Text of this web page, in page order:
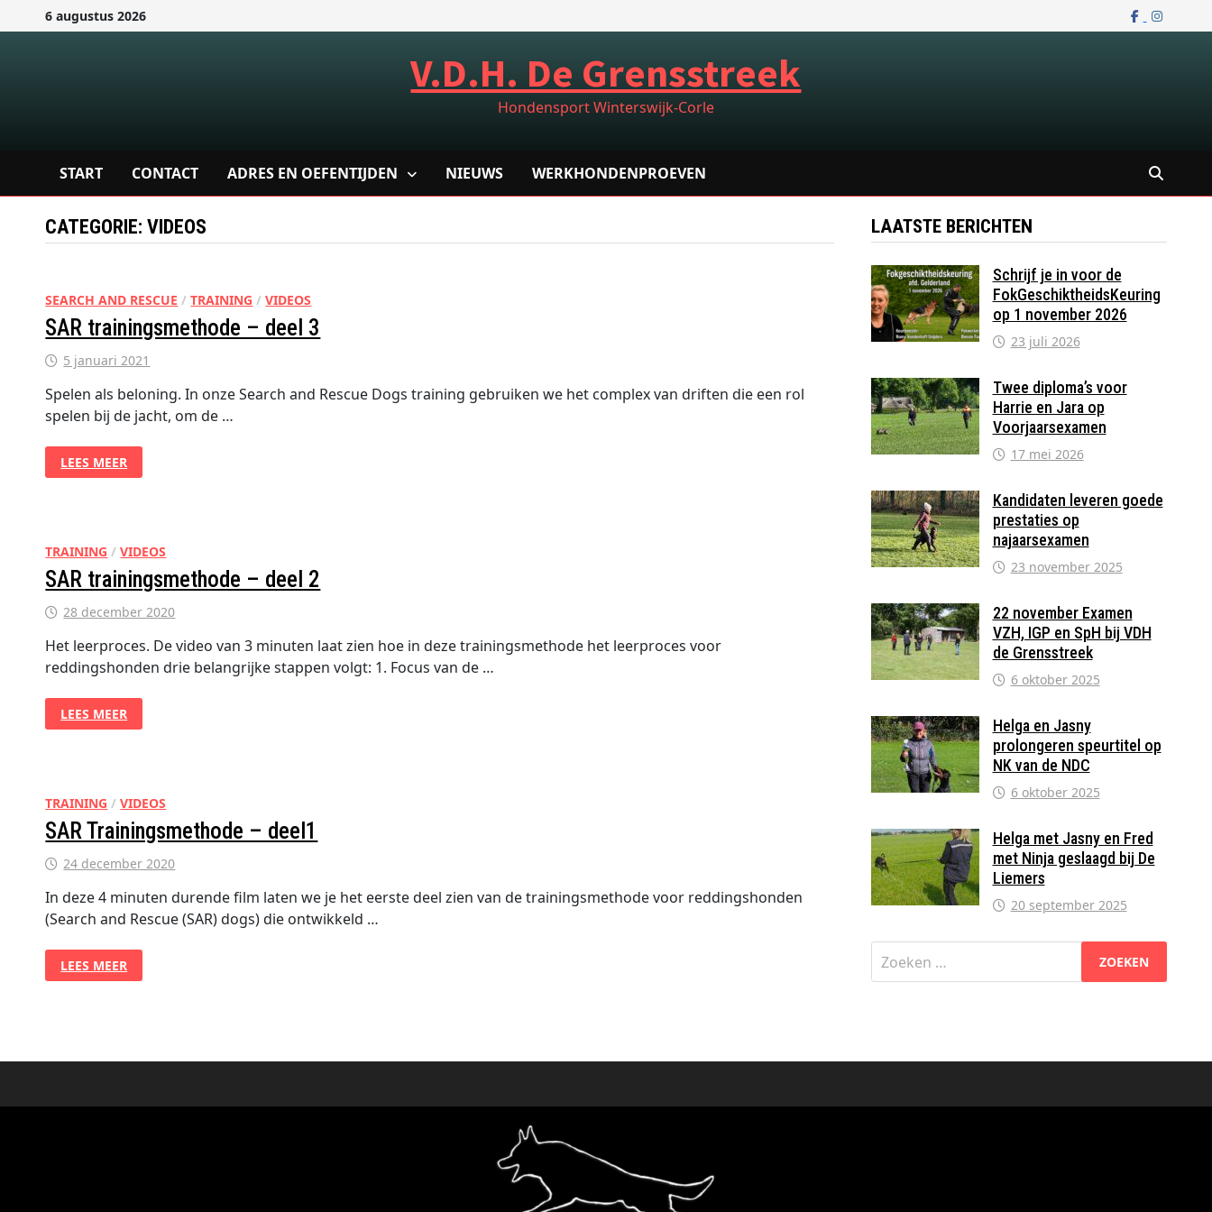
naar
6 augustus 2026
V.D.H. De Grensstreek
Hondensport Winterswijk-Corle
START CONTACT ADRES EN OEFENTIJDEN NIEUWS WERKHONDENPROEVEN
CATEGORIE:VIDEOS
SEARCH AND RESCUE /TRAINING /VIDEOS
SAR trainingsmethode – deel 3
5 januari 2021
Spelen als beloning. In onze Search and Rescue Dogs training gebruiken we het complex van driften die een rol
spelen bij de jacht, om de …
SAR
TRAININGSMETHODE
–
LEES MEER
TRAINING /VIDEOS
SAR trainingsmethode – deel 2
28 december 2020
Het leerproces. De video van 3 minuten laat zien hoe in deze trainingsmethode het leerproces voor
reddingshonden drie belangrijke stappen volgt: 1. Focus van de …
SAR
TRAININGSMETHODE
–
LEES MEER
TRAINING /VIDEOS
SAR Trainingsmethode – deel1
24 december 2020
In deze 4 minuten durende film laten we je het eerste deel zien van de trainingsmethode voor reddingshonden
(Search and Rescue (SAR) dogs) die ontwikkeld …
SAR
TRAININGSMETHODE
–
LEES MEER
LAATSTE BERICHTEN
Schrijf je in voor de
FokGeschiktheidsKeuring
op 1 november 2026
23 juli 2026
Twee diploma’s voor
Harrie en Jara op
Voorjaarsexamen
17 mei 2026
Kandidaten leveren goede
prestaties op
najaarsexamen
23 november 2025
22 november Examen
VZH, IGP en SpH bij VDH
de Grensstreek
6 oktober 2025
Helga en Jasny
prolongeren speurtitel op
NK van de NDC
6 oktober 2025
Helga met Jasny en Fred
met Ninja geslaagd bij De
Liemers
20 september 2025
naar: